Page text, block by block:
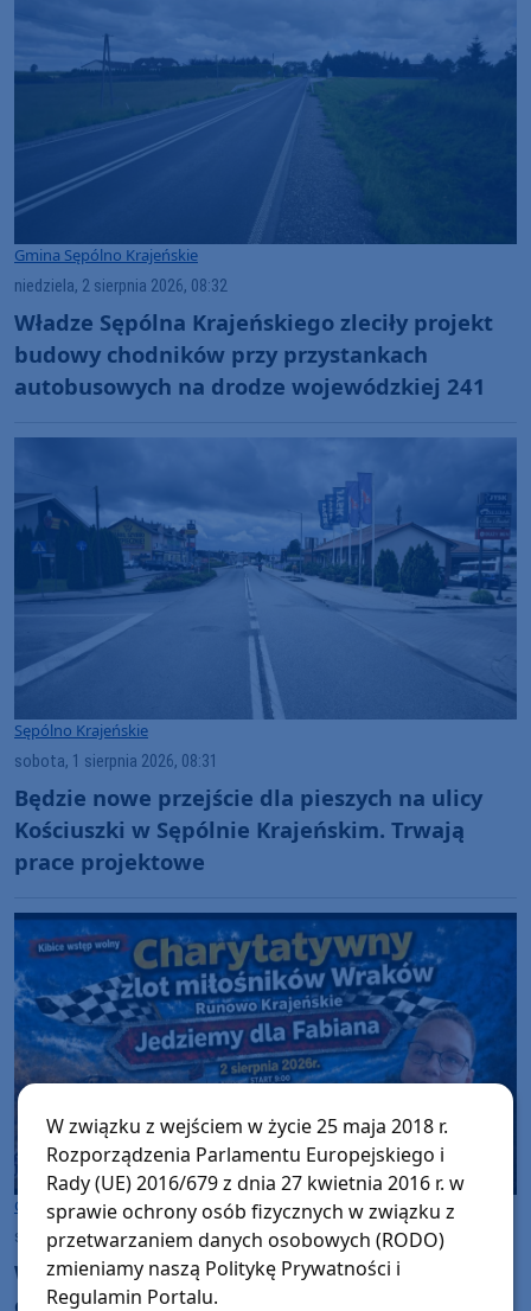
Gmina Sępólno Krajeńskie
niedziela, 2 sierpnia 2026, 08:32
Władze Sępólna Krajeńskiego zleciły projekt
budowy chodników przy przystankach
autobusowych na drodze wojewódzkiej 241
Sępólno Krajeńskie
sobota, 1 sierpnia 2026, 08:31
Będzie nowe przejście dla pieszych na ulicy
Kościuszki w Sępólnie Krajeńskim. Trwają
prace projektowe
Gmina Więcbork
sobota, 1 sierpnia 2026, 08:16
W Runowie Krajeńskim, w gminie Więcbork,
odbędą się jutro (02.08) charytatywne wyścigi
W związku z wejściem w życie 25 maja 2018 r.
Rozporządzenia Parlamentu Europejskiego i
Rady (UE) 2016/679 z dnia 27 kwietnia 2016 r. w
sprawie ochrony osób fizycznych w związku z
przetwarzaniem danych osobowych (RODO)
zmieniamy naszą Politykę Prywatności i
Regulamin Portalu.